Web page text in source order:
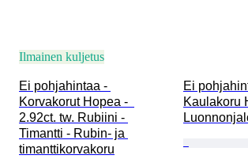
Ilmainen kuljetus
Ei pohjahintaa -
Korvakorut Hopea -
2.92ct. tw. Rubiini -
Timantti - Rubin- ja
timanttikorvakoru
Ei
Kaulakoru